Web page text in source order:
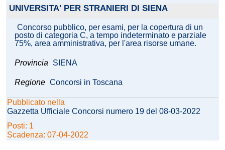
UNIVERSITA' PER STRANIERI DI SIENA
Concorso pubblico, per esami, per la copertura di un
posto di categoria C, a tempo indeterminato e parziale
75%, area amministrativa, per l'area risorse umane.
Provincia SIENA
Regione Concorsi in Toscana
Pubblicato nella
Gazzetta Ufficiale Concorsi numero 19 del 08-03-2022
Posti: 1
Scadenza: 07-04-2022